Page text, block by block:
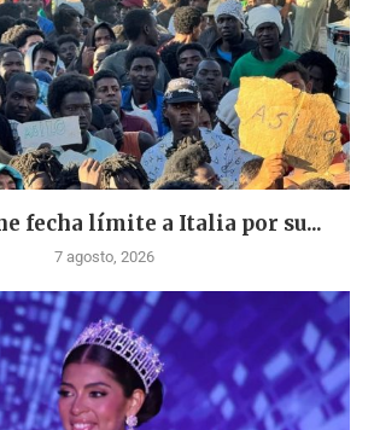
fecha límite a Italia por su...
7 agosto, 2026